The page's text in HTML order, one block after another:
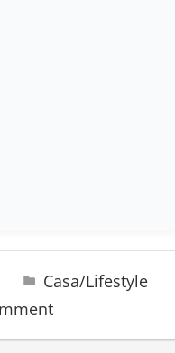
Casa/Lifestyle